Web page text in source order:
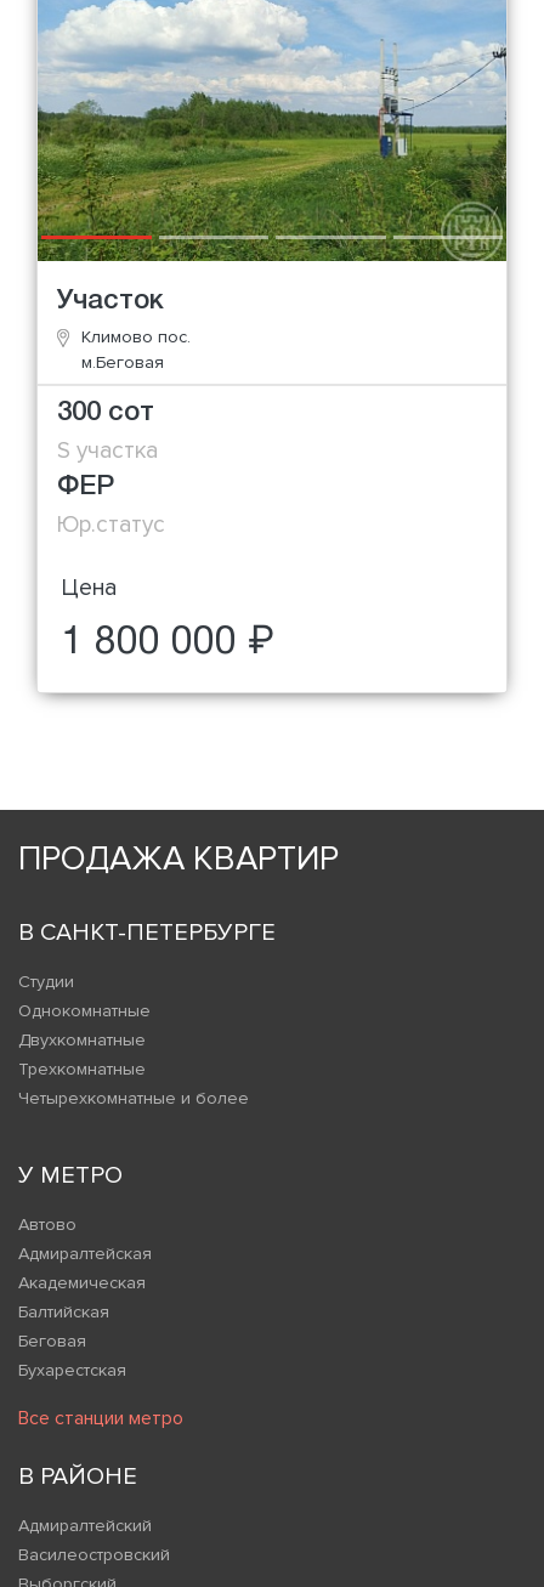
Участок
Климово пос.
м.Беговая
300 сот
S участка
ФЕР
Юр.статус
Цена
1 800 000 ₽
ПРОДАЖА КВАРТИР
В САНКТ-ПЕТЕРБУРГЕ
Студии
Однокомнатные
Двухкомнатные
Трехкомнатные
Четырехкомнатные и более
У МЕТРО
Автово
Адмиралтейская
Академическая
Балтийская
Беговая
Бухарестская
Все станции метро
В РАЙОНЕ
Адмиралтейский
Василеостровский